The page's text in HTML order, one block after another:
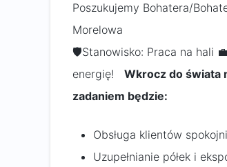
Poszukujemy Bohatera/
Morelowa
🛡️Stanowisko: Praca na hali
energię! Wkrocz do świata
zadaniem będzie:
Obsługa klientów
Uzupełnianie półek i